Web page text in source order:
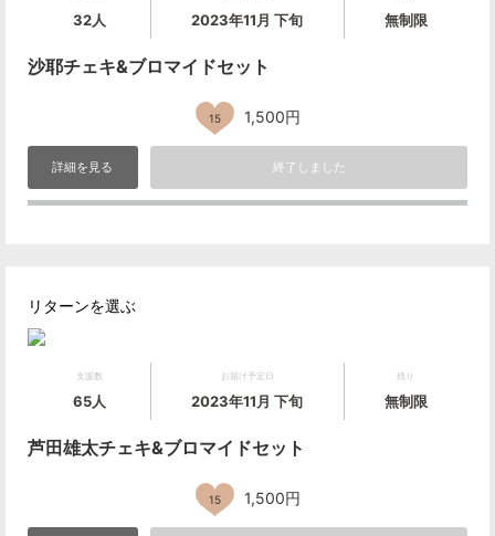
32人 2023年11月 下旬 無制限
沙耶チェキ&ブロマイドセット
15 1,500円
詳細を見る 終了しました
リターンを選ぶ
支援数
65人
お届け予定日
2023年11月 下旬
残り
無制限
芦田雄太チェキ&ブロマイドセット
15 1,500円